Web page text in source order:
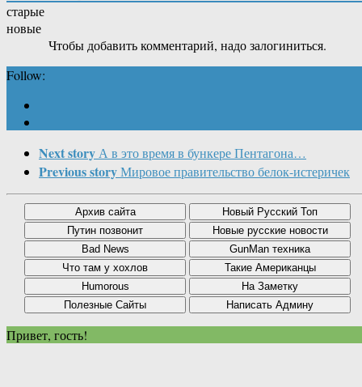
старые
новые
Чтобы добавить комментарий, надо залогиниться.
Follow:
Next storyА в это время в бункере Пентагона…
Previous storyМировое правительство белок-истеричек
Привет, гость!